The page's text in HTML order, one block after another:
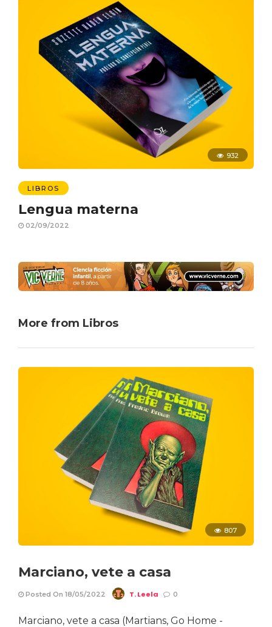
932
LIBROS
Lengua materna
02/09/2022
More from Libros
807
Marciano, vete a casa
Posted On 18/05/2022 T. Leela 0
Marciano, vete a casa (Martians, Go Home -